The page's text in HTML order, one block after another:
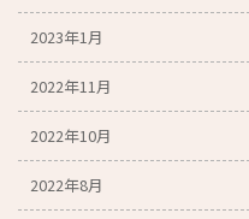
2023年1月
2022年11月
2022年10月
2022年8月